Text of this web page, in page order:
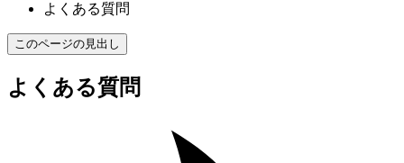
よくある質問
このページの見出し
よくある質問